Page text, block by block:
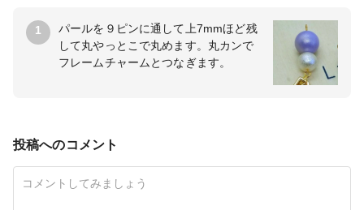
1
パールを９ピンに通して上7mmほど残
して丸やっとこで丸めます。丸カンで
フレームチャームとつなぎます。
投稿へのコメント